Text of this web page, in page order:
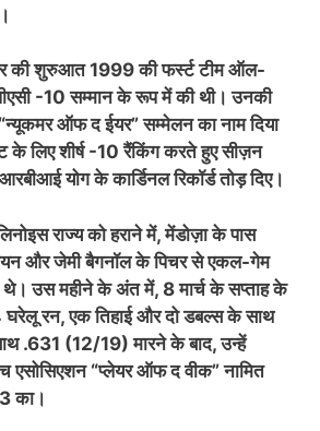
की शुरुआत 1999 की फर्स्ट टीम ऑल-
-10 सम्मान के रूप में की थी। उनकी
ऑफ द ईयर” सम्मेलन का नाम दिया
के लिए शीर्ष -10 रैंकिंग करते हुए सीज़न
योग के कार्डिनल रिकॉर्ड तोड़ दिए।
राज्य को हराने में, मेंडोज़ा के पास
और जेमी बैगनॉल के पिचर से एकल-गेम
थे। उस महीने के अंत में, 8 मार्च के सप्ताह के
रन, एक तिहाई और दो डबल्स के साथ
.631 (12/19) मारने के बाद, उन्हें
एसोसिएशन “प्लेयर ऑफ द वीक” नामित
का।